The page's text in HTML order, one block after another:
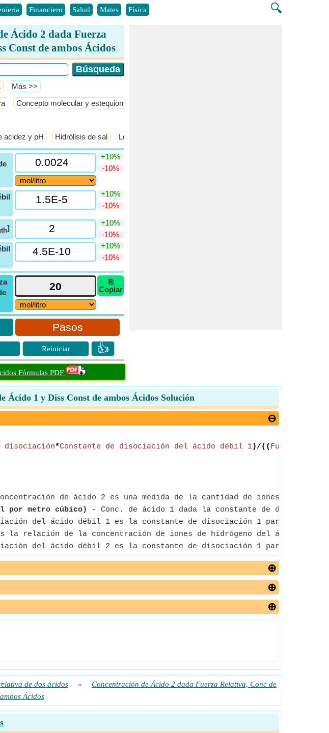
🔍
Financiero Salud Mates Física
Ácido 2 dada Fuerza
Const de ambos Ácidos
​Más >>
Concepto molecular y estequiometría
acidez y pH Hidrólisis de sal Ley de dilución de Ostwald
+10%
-10%
+10%
-10%
]
+10%
-10%
+10%
-10%
⎘
Copiar
Pasos
Reiniciar 👍
Fórmulas PDF
Ácido 1 y Diss Const de ambos Ácidos Solución
disociación*Constante de disociación del ácido débil 1)/(( Fuerza
de ácido 2 es una medida de la cantidad de iones de
por metro cúbico)
- Conc. de ácido 1 dada la constante de
del ácido débil 1 es la constante de disociación 1 para una
la relación de la concentración de iones de hidrógeno del ácido 1 con
del ácido débil 2 es la constante de disociación 1 para una
de dos ácidos »
Concentración de Ácido 2 dada Fuerza Relativa, Conc de
Ácidos